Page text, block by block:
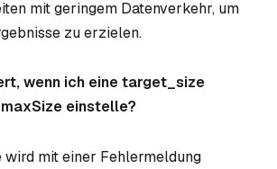
mit geringem Datenverkehr, um
zu erzielen.
wenn ich eine target_size
einstelle?
wird mit einer Fehlermeldung